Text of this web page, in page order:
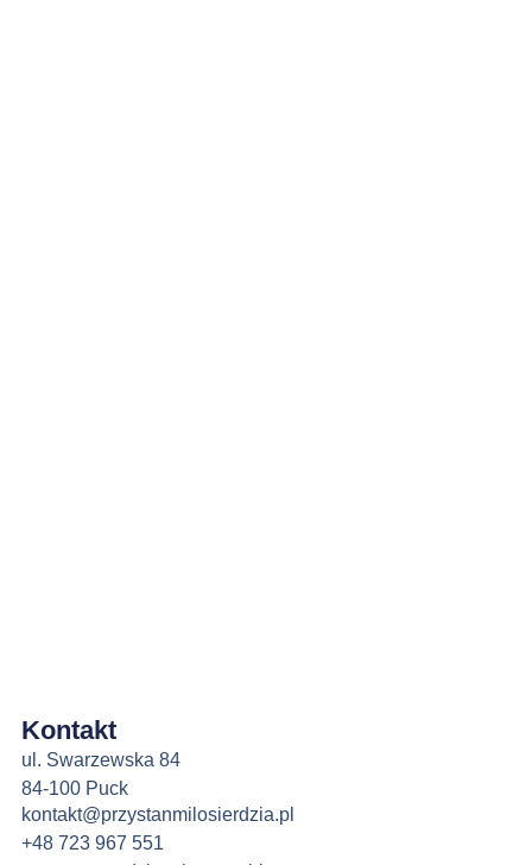
Kontakt
ul. Swarzewska 84
84-100 Puck
kontakt@przystanmilosierdzia.pl
+48 723 967 551